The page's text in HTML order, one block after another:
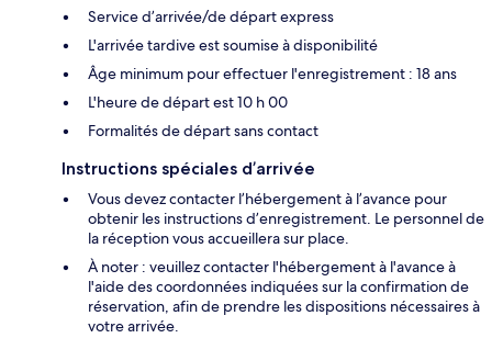
Service d’arrivée/de départ express
L'arrivée tardive est soumise à disponibilité
Âge minimum pour effectuer l'enregistrement : 18 ans
L'heure de départ est 10 h 00
Formalités de départ sans contact
Instructions spéciales d’arrivée
Vous devez contacter l’hébergement à l’avance pour
obtenir les instructions d’enregistrement. Le personnel de
la réception vous accueillera sur place.
À noter : veuillez contacter l'hébergement à l'avance à
l'aide des coordonnées indiquées sur la confirmation de
réservation, afin de prendre les dispositions nécessaires à
votre arrivée.